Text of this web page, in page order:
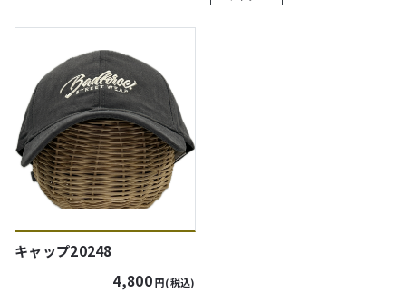
キャップ20248
4,800円(税込)